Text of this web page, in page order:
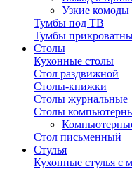
Узкие комоды
Тумбы под ТВ
Тумбы
Столы
Кухонные столы
Стол раздвижной
Столы-книжки
Столы журнальные
Столы
Стол письменный
Стулья
Кухонные стулья с